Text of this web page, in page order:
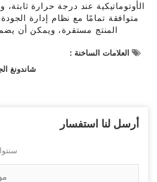
الأوتوماتيكية عند درجة حرارة ثابتة،
متوافقة تمامًا مع نظام إدارة
المنتج مستقرة، ويمكن أن يضمن
العلامات الساخنة :
شاندونغ
أرسل لنا استفسار